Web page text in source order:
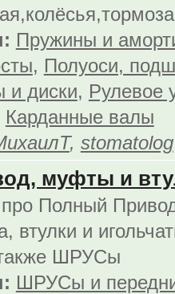
Пружины и
, Полуоси,
и диски, Рулевое
Карданные валы
, stomatolog
муфты и
про Полный
втулки и
ШРУСы
ШРУСы и